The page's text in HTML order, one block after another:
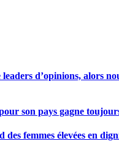
d’opinions,
son pays gagne
femmes élevées en